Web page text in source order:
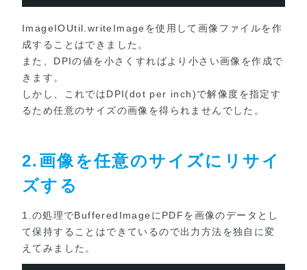
ImageIOUtil.writeImage を使用して画像ファイルを作
成することはできました。
また、 DPIの値を小さくすればより小さい画像を作成で
きます。
しかし、これではDPI(dot per inch)で解像度を指定す
るため任意のサイズの画像を得られませんでした。
2.画像を任意のサイズにリサイ
ズする
1.の処理でBufferedImage にPDFを画像のデータとし
て保持することはできているので出力方法を独自に変
えてみました。